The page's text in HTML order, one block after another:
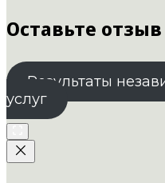
Оставьте отзыв
Результаты
услуг